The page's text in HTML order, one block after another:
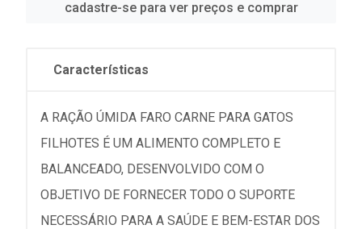
cadastre-se para ver preços e comprar
Características
A RAÇÃO ÚMIDA FARO CARNE PARA GATOS
FILHOTES É UM ALIMENTO COMPLETO E
BALANCEADO, DESENVOLVIDO COM O
OBJETIVO DE FORNECER TODO O SUPORTE
NECESSÁRIO PARA A SAÚDE E BEM-ESTAR DOS